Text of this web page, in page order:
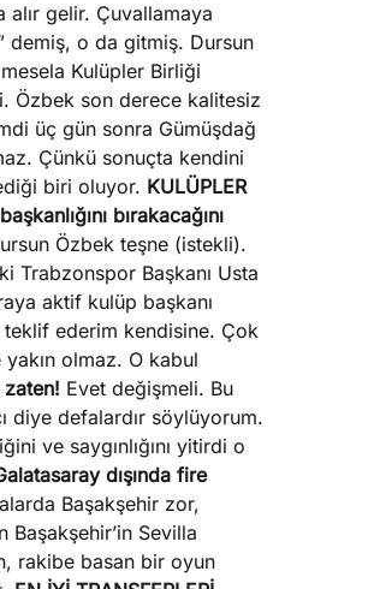
gelir. Çuvallamaya
demiş, o da gitmiş. Dursun
Kulüpler Birliği
Özbek son derece kalitesiz
üç gün sonra Gümüşdağ
Çünkü sonuçta kendini
biri oluyor. KULÜPLER
bırakacağını
Özbek teşne (istekli).
Trabzonspor Başkanı Usta
aktif kulüp başkanı
ederim kendisine. Çok
olmaz. O kabul
Evet değişmeli. Bu
diye defalardır söylüyorum.
ve saygınlığını yitirdi o
dışında fire
Başakşehir zor,
Sevilla
rakibe basan bir oyun